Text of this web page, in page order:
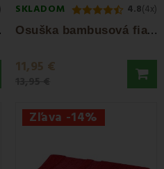
SKLADOM 4.8(4x)
O
suška bambusová fialová 70 x 140 cm EMI
11,95 €
Zľava -14%